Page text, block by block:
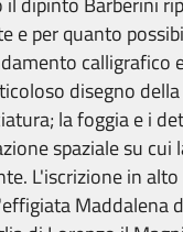
e per quanto
calligrafico
disegno
la foggia e i
spaziale su cui
L'iscrizione in
Maddalena